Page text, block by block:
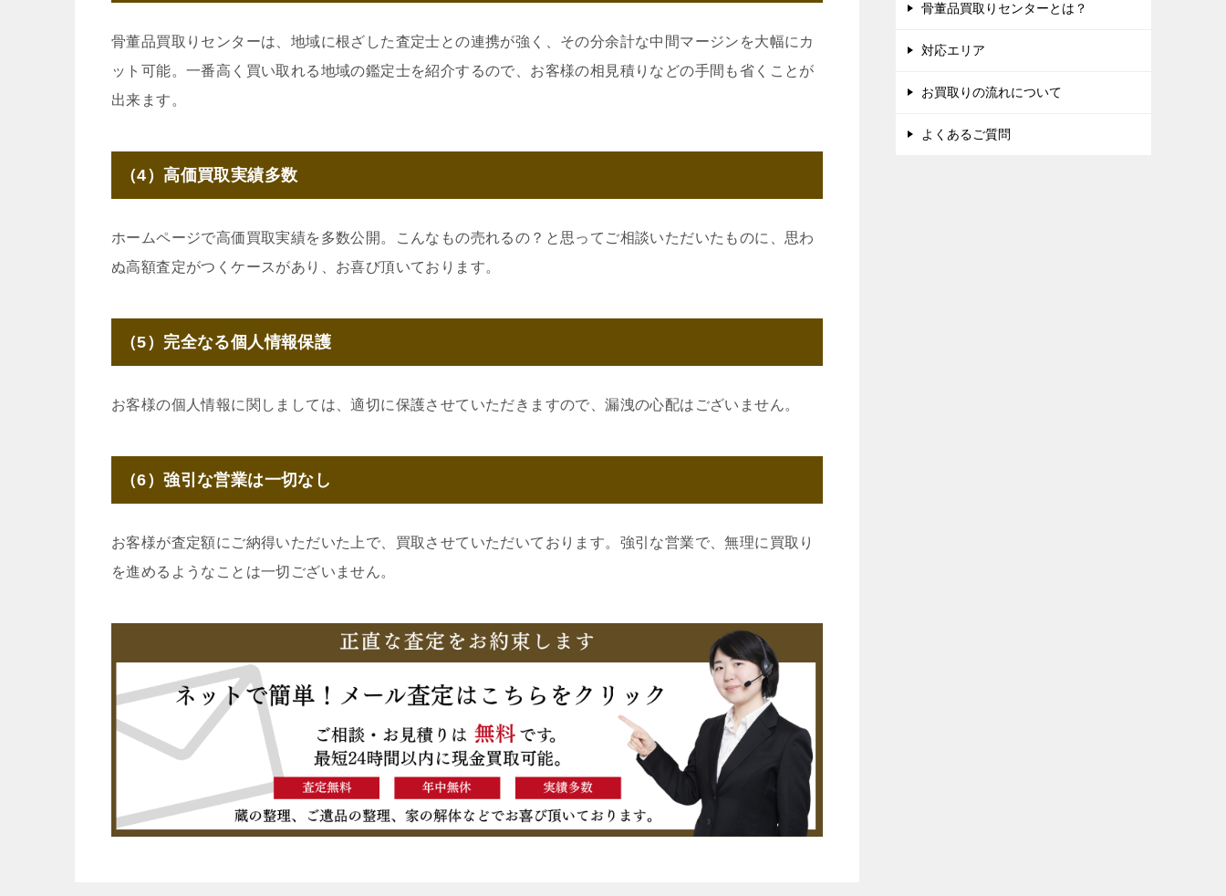
骨董品買取りセンターは、地域に根ざした査定士との連携が強く、その分余計な中間マージンを大幅にカ
ット可能。一番高く買い取れる地域の鑑定士を紹介するので、お客様の相見積りなどの手間も省くことが
出来ます。
（4）高価買取実績多数
ホームページで高価買取実績を多数公開。こんなもの売れるの？と思ってご相談いただいたものに、思わ
ぬ高額査定がつくケースがあり、お喜び頂いております。
（5）完全なる個人情報保護
お客様の個人情報に関しましては、適切に保護させていただきますので、漏洩の心配はございません。
（6）強引な営業は一切なし
お客様が査定額にご納得いただいた上で、買取させていただいております。強引な営業で、無理に買取り
を進めるようなことは一切ございません。
骨董品買取りセンターとは？
対応エリア
お買取りの流れについて
よくあるご質問